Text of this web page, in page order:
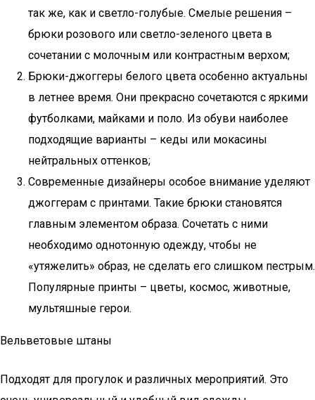
так же, как и светло-голубые. Смелые решения –
брюки розового или светло-зеленого цвета в
сочетании с молочным или контрастным верхом;
Брюки-джоггеры белого цвета особенно актуальны
в летнее время. Они прекрасно сочетаются с яркими
футболками, майками и поло. Из обуви наиболее
подходящие варианты – кеды или мокасины
нейтральных оттенков;
Современные дизайнеры особое внимание уделяют
джоггерам с принтами. Такие брюки становятся
главным элементом образа. Сочетать с ними
необходимо однотонную одежду, чтобы не
«утяжелить» образ, не сделать его слишком пестрым.
Популярные принты – цветы, космос, животные,
мультяшные герои.
Вельветовые штаны
Подходят для прогулок и различных мероприятий. Это